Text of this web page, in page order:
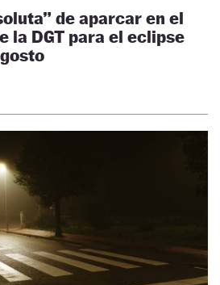
de aparcar en el
la DGT para el eclipse